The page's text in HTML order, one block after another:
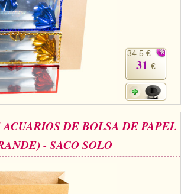
34.5 €
31 €
DE BOLSA DE PAPEL
- SACO SOLO